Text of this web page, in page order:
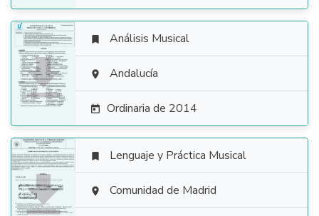

 Análisis Musical
 Andalucía
 Ordinaria de 2014

 Lenguaje y Práctica Musical
 Comunidad de Madrid